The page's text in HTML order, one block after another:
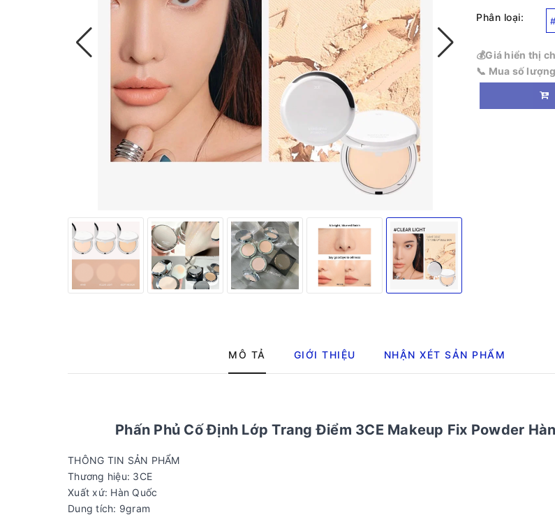
Phân loại:
💰Giá hiển thị
📞 Mua số
MÔ TẢ GIỚI THIỆU NHẬN XÉT SẢN PHẨM
Phấn Phủ Cố Định Lớp Trang Điểm 3CE Makeup Fix Powder
THÔNG TIN SẢN PHẨM
Thương hiệu: 3CE
Xuất xứ: Hàn Quốc
Dung tích: 9gram